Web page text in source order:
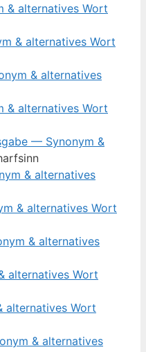
& alternatives Wort
& alternatives Wort
& alternatives
& alternatives Wort
— Synonym &
& alternatives
& alternatives Wort
& alternatives
alternatives Wort
alternatives Wort
& alternatives